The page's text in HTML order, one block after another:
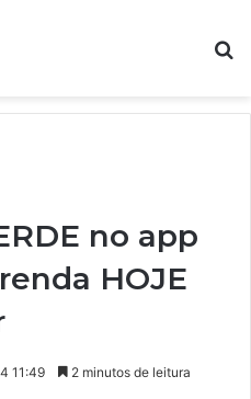
no app
HOJE
11:49 2 minutos de leitura